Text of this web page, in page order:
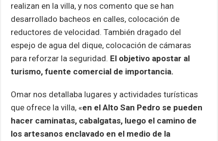
realizan en la villa, y nos comento que se han
desarrollado bacheos en calles, colocación de
reductores de velocidad. También dragado del
espejo de agua del dique, colocación de cámaras
para reforzar la seguridad. El objetivo apostar al
turismo, fuente comercial de importancia.
Omar nos detallaba lugares y actividades turísticas
que ofrece la villa, «en el Alto San Pedro se pueden
hacer caminatas, cabalgatas, luego el camino de
los artesanos enclavado en el medio de la